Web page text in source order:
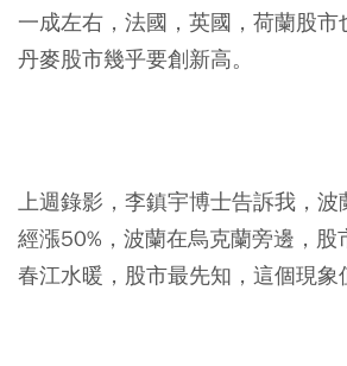
一成左右，法國，英國，荷蘭股市
丹麥股市幾乎要創新高。
上週錄影，李鎮宇博士告訴我，波
經漲50%，波蘭在烏克蘭旁邊，股
春江水暖，股市最先知，這個現象